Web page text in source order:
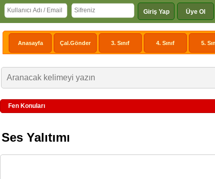
Giriş Yap Üye Ol
Anasayfa Çal.Gönder 3. Sınıf 4. Sınıf 5.
Fen Konuları
Ses Yalıtımı